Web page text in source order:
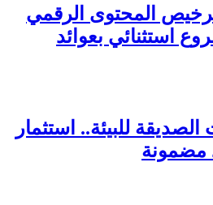
المحتوى الرقمي
استثنائي بعوائد
للبيئة.. استثمار
مضمونة